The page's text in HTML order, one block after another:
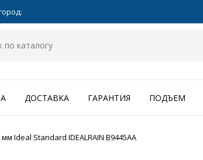
ДОСТАВКА ГАРАНТИЯ ПОДЪЕМ
Ideal Standard IDEALRAIN B9445AA